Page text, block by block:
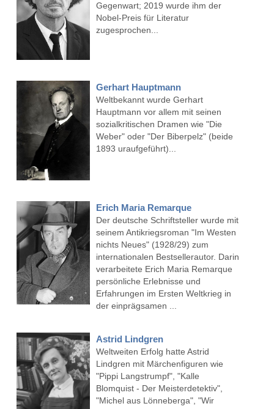
Gegenwart; 2019 wurde ihm der
Nobel-Preis für Literatur
zugesprochen...
Gerhart Hauptmann
Weltbekannt wurde Gerhart
Hauptmann vor allem mit seinen
sozialkritischen Dramen wie "Die
Weber" oder "Der Biberpelz" (beide
1893 uraufgeführt)...
Erich Maria Remarque
Der deutsche Schriftsteller wurde mit
seinem Antikriegsroman "Im Westen
nichts Neues" (1928/29) zum
internationalen Bestsellerautor. Darin
verarbeitete Erich Maria Remarque
persönliche Erlebnisse und
Erfahrungen im Ersten Weltkrieg in
der einprägsamen ...
Astrid Lindgren
Weltweiten Erfolg hatte Astrid
Lindgren mit Märchenfiguren wie
"Pippi Langstrumpf", "Kalle
Blomquist - Der Meisterdetektiv",
"Michel aus Lönneberga", "Wir